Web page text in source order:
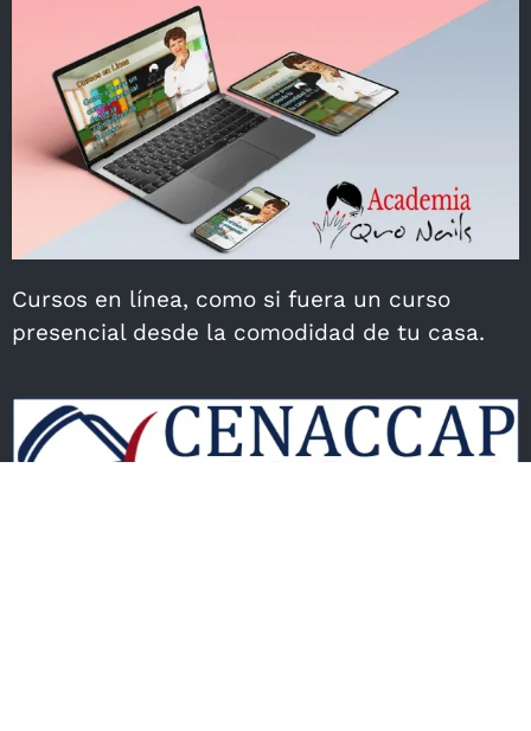
Cursos en línea, como si fuera un curso
presencial desde la comodidad de tu casa.